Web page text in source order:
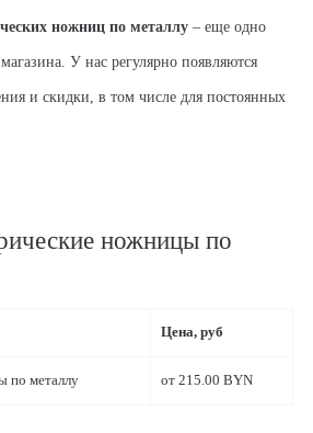
ножниц по металлу – еще одно
У нас регулярно появляются
и скидки, в том числе для постоянных
ножницы по
Цена, руб
по металлу от 215.00 BYN